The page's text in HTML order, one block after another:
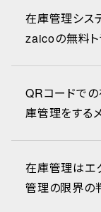
在庫管理シス
zaicoの無料ト
QRコードで
庫管理をする
在庫管理はエ
管理の限界の